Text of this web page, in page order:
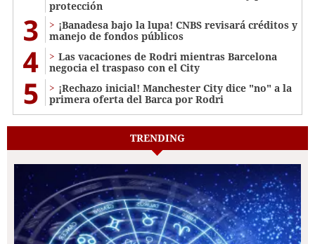
protección
3
¡Banadesa bajo la lupa! CNBS revisará créditos y
manejo de fondos públicos
4
Las vacaciones de Rodri mientras Barcelona
negocia el traspaso con el City
5
¡Rechazo inicial! Manchester City dice "no" a la
primera oferta del Barca por Rodri
TRENDING